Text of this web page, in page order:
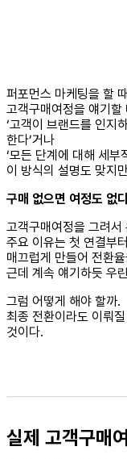
퍼포먼스 마케팅을 할
고객구매여정을 얘기할
‘고객이 브랜드를 인지
한다’거나
‘모든 단계에 대해 세부
이 방식의 설명도 맞지
구매 없으면 여정도 없
고객구매여정을 그려
주요 이유는 첫 연결부
매끄럽게 만들어 전환
근데 계속 얘기하듯 우
그럼 어떻게 해야 할까.
최종 전환이라도 이뤄
것이다.
실제 고객구매